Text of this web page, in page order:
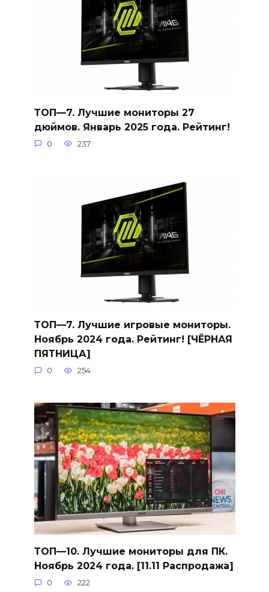
ТОП—7. Лучшие мониторы 27
дюймов. Январь 2025 года. Рейтинг!
0 237
ТОП—7. Лучшие игровые мониторы.
Ноябрь 2024 года. Рейтинг! [ЧЁРНАЯ
ПЯТНИЦА]
0 254
ТОП—10. Лучшие мониторы для ПК.
Ноябрь 2024 года. [11.11 Распродажа]
0 222